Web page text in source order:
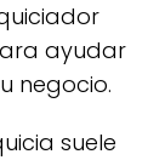
ayudar
negocio.
suele